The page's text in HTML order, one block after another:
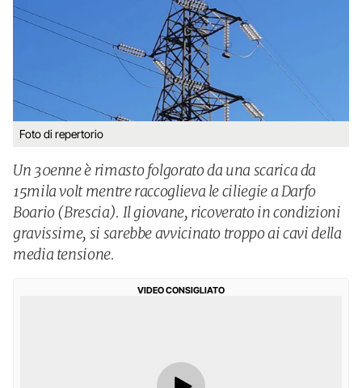
Foto di repertorio
Un 30enne è rimasto folgorato da una scarica da
15mila volt mentre raccoglieva le ciliegie a Darfo
Boario (Brescia). Il giovane, ricoverato in condizioni
gravissime, si sarebbe avvicinato troppo ai cavi della
media tensione.
VIDEO CONSIGLIATO